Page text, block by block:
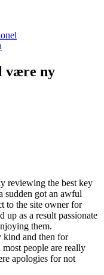
være ny
reviewing the best key
sudden got an awful
to the site owner for
up as a result passionate
them.
kind and then for
people are really
apologies for not